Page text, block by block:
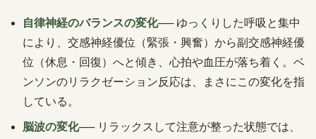
自律神経のバランスの変化── ゆっくりした呼吸と集中
により、交感神経優位（緊張・興奮）から副交感神経優
位（休息・回復）へと傾き、心拍や血圧が落ち着く。ベ
ンソンのリラクゼーション反応は、まさにこの変化を指
している。
脳波の変化── リラックスして注意が整った状態では、